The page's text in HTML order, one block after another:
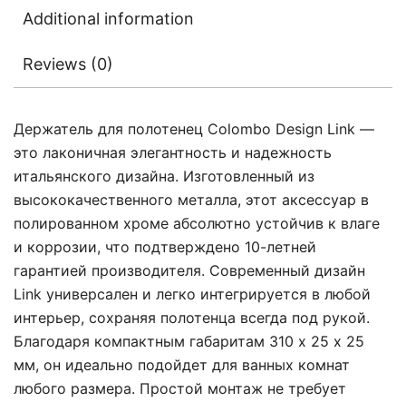
Additional information
Reviews (0)
Держатель для полотенец Colombo Design Link —
это лаконичная элегантность и надежность
итальянского дизайна. Изготовленный из
высококачественного металла, этот аксессуар в
полированном хроме абсолютно устойчив к влаге
и коррозии, что подтверждено 10-летней
гарантией производителя. Современный дизайн
Link универсален и легко интегрируется в любой
интерьер, сохраняя полотенца всегда под рукой.
Благодаря компактным габаритам 310 х 25 х 25
мм, он идеально подойдет для ванных комнат
любого размера. Простой монтаж не требует